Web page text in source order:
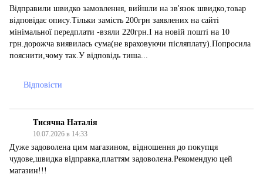
Відправили швидко замовлення, вийшли на зв'язок швидко,товар
відповідає опису.Тільки замість 200грн заявлених на сайті
мінімальної передплати -взяли 220грн.І на новій пошті на 10
грн.дорожча виявилась сума(не враховуючи післяплату).Попросила
пояснити,чому так.У відповідь тиша...
Відповісти
Тисячна Наталія
10.07.2026 в 14:33
Дуже задоволена цим магазином, відношення до покупця
чудове,швидка відправка,платтям задоволена.Рекомендую цей
магазин!!!